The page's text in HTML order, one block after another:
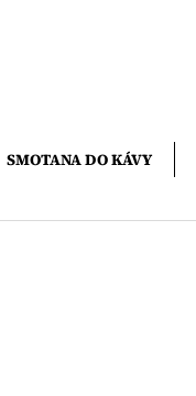
SMOTANA DO KÁVY